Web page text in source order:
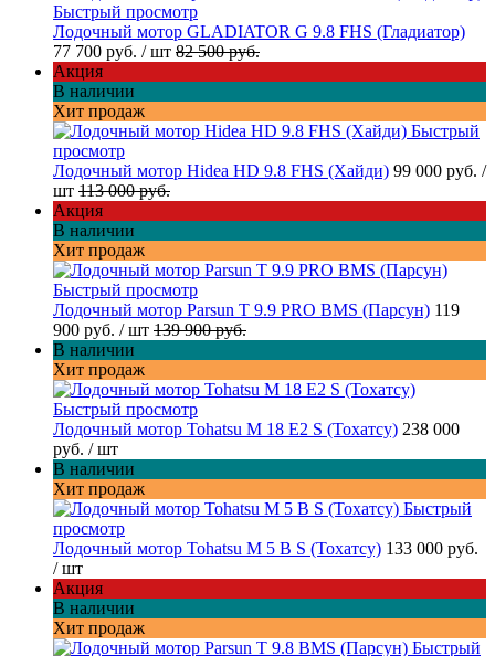
Быстрый просмотр
Лодочный мотор GLADIATOR G 9.8 FHS (Гладиатор)
77 700 руб. / шт 82 500 руб.
Акция
В наличии
Хит продаж
Быстрый
просмотр
Лодочный мотор Hidea HD 9.8 FHS (Хайди) 99 000 руб. /
шт 113 000 руб.
Акция
В наличии
Хит продаж
Быстрый просмотр
Лодочный мотор Parsun T 9.9 PRO BMS (Парсун) 119
900 руб. / шт 139 900 руб.
В наличии
Хит продаж
Быстрый просмотр
Лодочный мотор Tohatsu M 18 E2 S (Тохатсу) 238 000
руб. / шт
В наличии
Хит продаж
Быстрый
просмотр
Лодочный мотор Tohatsu M 5 B S (Тохатсу) 133 000 руб.
/ шт
Акция
В наличии
Хит продаж
Быстрый